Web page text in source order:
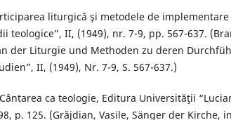
liturgică şi metodele de implementare
teologice”, II, (1949), nr. 7-9, pp. 567-637.
der Liturgie und Methoden zu deren
II, (1949), Nr. 7-9, S. 567-637.)
ca teologie, Editura Universităţii
p. 125. (Grăjdian, Vasile, Sänger der Kirche,